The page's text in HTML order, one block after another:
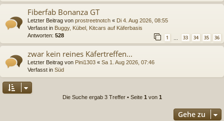
Fiberfab Bonanza GT
Letzter Beitrag von prostreetnotch « Di 4. Aug 2026, 08:55
Verfasst in Buggy, Kübel, Kitcars auf Käferbasis
Antworten: 528 1 … 33 34 35 36
zwar kein reines Käfertreffen...
Letzter Beitrag von Pini1303 « Sa 1. Aug 2026, 07:46
Verfasst in Süd
Die Suche ergab 3 Treffer • Seite 1 von 1
Gehe zu